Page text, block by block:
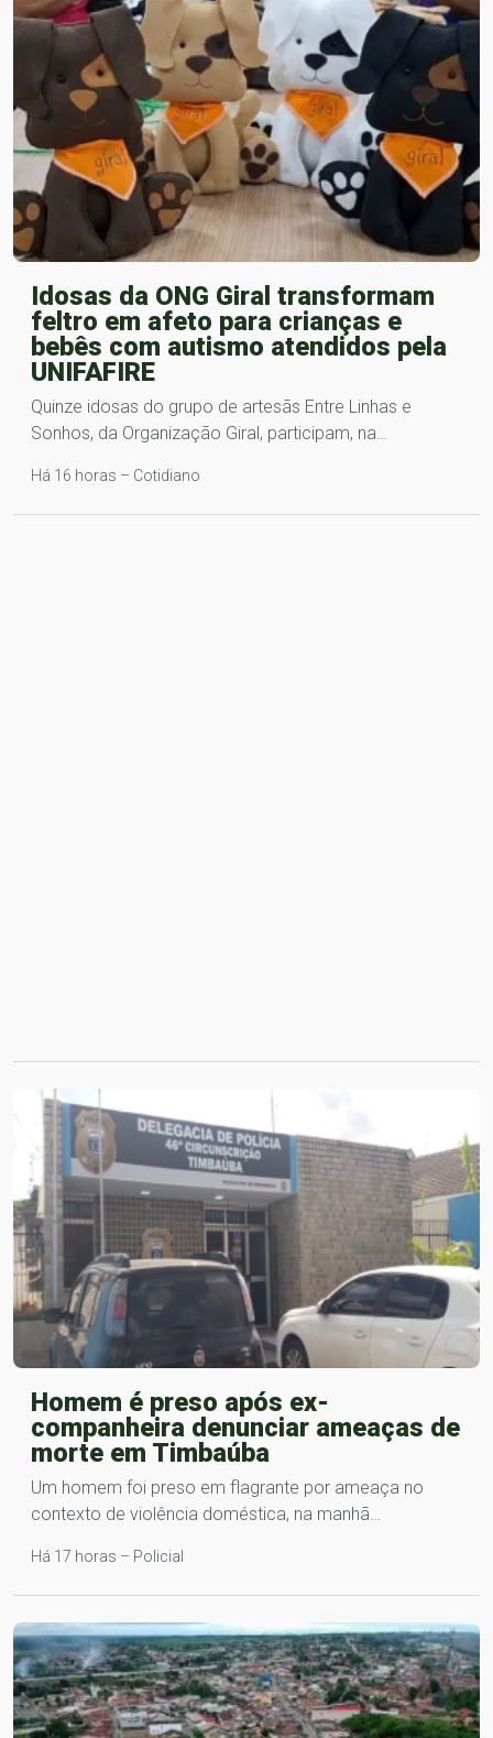
Idosas da ONG Giral transformam
feltro em afeto para crianças e
bebês com autismo atendidos pela
UNIFAFIRE
Quinze idosas do grupo de artesãs Entre Linhas e
Sonhos, da Organização Giral, participam, na…
Há 16 horas – Cotidiano
Homem é preso após ex-
companheira denunciar ameaças de
morte em Timbaúba
Um homem foi preso em flagrante por ameaça no
contexto de violência doméstica, na manhã…
Há 17 horas – Policial